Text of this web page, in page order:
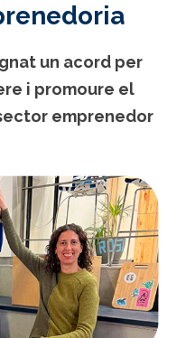
un acord per
i promoure el
emprenedor